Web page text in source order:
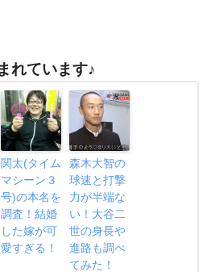
れています♪
関太(タイム
マシーン３
号)の本名を
調査！結婚
した嫁が可
愛すぎる！
森木大智の
球速と打撃
力が半端な
い！大谷二
世の身長や
進路も調べ
てみた！